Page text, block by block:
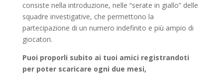
consiste nella introduzione, nelle “serate in giallo” delle
squadre investigative, che permettono la
partecipazione di un numero indefinito e più ampio di
giocatori.
Puoi proporli subito ai tuoi amici registrandoti
per poter scaricare ogni due mesi,